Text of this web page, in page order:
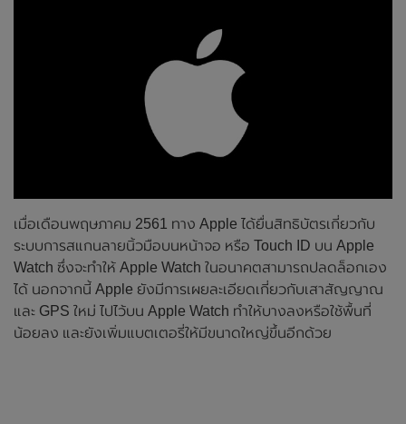
เมื่อเดือนพฤษภาคม 2561 ทาง Apple ได้ยื่นสิทธิบัตรเกี่ยวกับ
ระบบการสแกนลายนิ้วมือบนหน้าจอ หรือ Touch ID บน Apple
Watch ซึ่งจะทำให้ Apple Watch ในอนาคตสามารถปลดล็อกเอง
ได้ นอกจากนี้ Apple ยังมีการเผยละเอียดเกี่ยวกับเสาสัญญาณ
และ GPS ใหม่ ไปไว้บน Apple Watch ทำให้บางลงหรือใช้พื้นที่
น้อยลง และยังเพิ่มแบตเตอรี่ให้มีขนาดใหญ่ขึ้นอีกด้วย